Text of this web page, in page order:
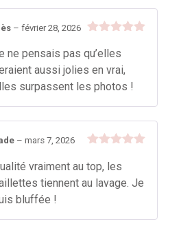
5
– février 28, 2026
ne pensais pas qu’elles
aussi jolies en vrai,
surpassent les photos !
5
– mars 7, 2026
vraiment au top, les
tiennent au lavage. Je
bluffée !